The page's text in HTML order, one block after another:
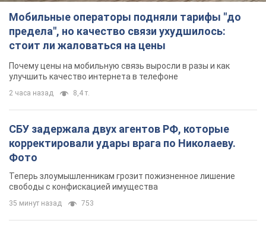
Мобильные операторы подняли тарифы "до
предела", но качество связи ухудшилось:
стоит ли жаловаться на цены
Почему цены на мобильную связь выросли в разы и как
улучшить качество интернета в телефоне
2 часа назад 8,4 т.
СБУ задержала двух агентов РФ, которые
корректировали удары врага по Николаеву.
Фото
Теперь злоумышленникам грозит пожизненное лишение
свободы с конфискацией имущества
35 минут назад 753